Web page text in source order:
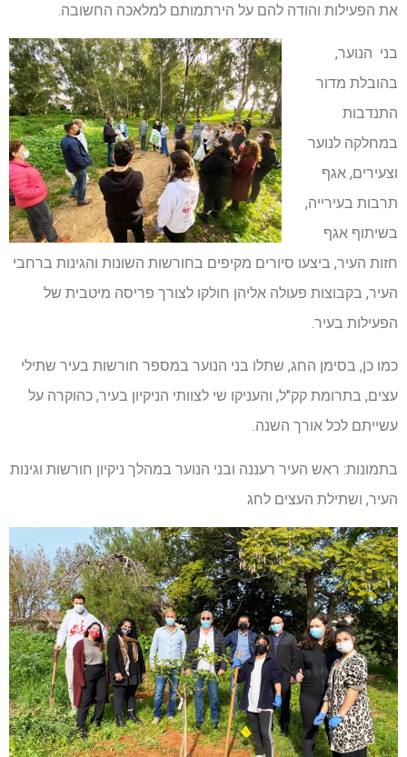
את הפעילות והודה להם על הירתמותם למלאכה החשובה.
בני הנוער,
בהובלת מדור
התנדבות
במחלקה לנוער
וצעירים, אגף
תרבות בעירייה,
בשיתוף אגף
חזות העיר, ביצעו סיורים מקיפים בחורשות השונות והגינות ברחבי
העיר, בקבוצות פעולה אליהן חולקו לצורך פריסה מיטבית של
הפעילות בעיר.
כמו כן, בסימן החג, שתלו בני הנוער במספר חורשות בעיר שתילי
עצים, בתרומת קק"ל, והעניקו שי לצוותי הניקיון בעיר, כהוקרה על
עשייתם לכל אורך השנה.
בתמונות: ראש העיר רעננה ובני הנוער במהלך ניקיון חורשות וגינות
העיר, ושתילת העצים לחג